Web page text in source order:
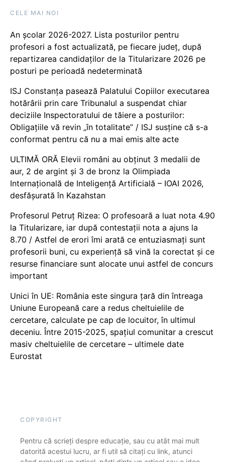
CELE MAI NOI
An școlar 2026-2027. Lista posturilor pentru
profesori a fost actualizată, pe fiecare județ, după
repartizarea candidaților de la Titularizare 2026 pe
posturi pe perioadă nedeterminată
ISJ Constanța pasează Palatului Copiilor executarea
hotărârii prin care Tribunalul a suspendat chiar
deciziile Inspectoratului de tăiere a posturilor:
Obligațiile vă revin „în totalitate” / ISJ susține că s-a
conformat pentru că nu a mai emis alte acte
ULTIMĂ ORĂ Elevii români au obținut 3 medalii de
aur, 2 de argint și 3 de bronz la Olimpiada
Internațională de Inteligență Artificială – IOAI 2026,
desfășurată în Kazahstan
Profesorul Petruț Rizea: O profesoară a luat nota 4.90
la Titularizare, iar după contestații nota a ajuns la
8.70 / Astfel de erori îmi arată ce entuziasmați sunt
profesorii buni, cu experiență să vină la corectat și ce
resurse financiare sunt alocate unui astfel de concurs
important
Unici în UE: România este singura țară din întreaga
Uniune Europeană care a redus cheltuielile de
cercetare, calculate pe cap de locuitor, în ultimul
deceniu. Între 2015-2025, spațiul comunitar a crescut
masiv cheltuielile de cercetare – ultimele date
Eurostat
COPYRIGHT
Pentru că scrieți despre educație, sau cu atât mai mult
datorită acestui lucru, ar fi util să citați cu link, atunci